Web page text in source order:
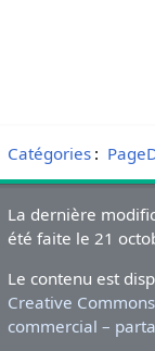
Catégories:
La dernière
été faite le 21
Le contenu est
Creative
commercial –